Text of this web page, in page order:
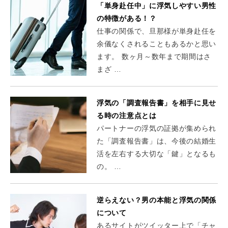
「単身赴任中」に浮気しやすい男性
の特徴がある！？
仕事の関係で、旦那様が単身赴任を
余儀なくされることもあるかと思い
ます。 数ヶ月～数年まで期間はさ
まざ …
浮気の「調査報告書」を相手に見せ
る時の注意点とは
パートナーの浮気の証拠が集められ
た「調査報告書」は、今後の結婚生
活を左右する大切な「鍵」となるも
の。 …
逆らえない？男の本能と浮気の関係
について
あるサイトがツイッター上で「チャ